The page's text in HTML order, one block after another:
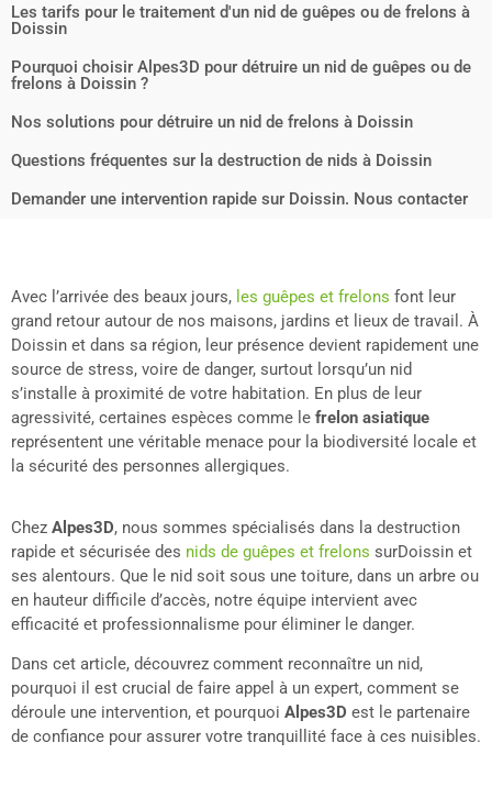
Les tarifs pour le traitement d'un nid de guêpes ou de frelons à
Doissin
Pourquoi choisir Alpes3D pour détruire un nid de guêpes ou de
frelons à Doissin ?
Nos solutions pour détruire un nid de frelons à Doissin
Questions fréquentes sur la destruction de nids à Doissin
Demander une intervention rapide sur Doissin. Nous contacter
Avec l’arrivée des beaux jours, les guêpes et frelons font leur
grand retour autour de nos maisons, jardins et lieux de travail. À
Doissin et dans sa région, leur présence devient rapidement une
source de stress, voire de danger, surtout lorsqu’un nid
s’installe à proximité de votre habitation. En plus de leur
agressivité, certaines espèces comme le frelon asiatique
représentent une véritable menace pour la biodiversité locale et
la sécurité des personnes allergiques.
Chez Alpes3D, nous sommes spécialisés dans la destruction
rapide et sécurisée des nids de guêpes et frelons surDoissin et
ses alentours. Que le nid soit sous une toiture, dans un arbre ou
en hauteur difficile d’accès, notre équipe intervient avec
efficacité et professionnalisme pour éliminer le danger.
Dans cet article, découvrez comment reconnaître un nid,
pourquoi il est crucial de faire appel à un expert, comment se
déroule une intervention, et pourquoi Alpes3D est le partenaire
de confiance pour assurer votre tranquillité face à ces nuisibles.